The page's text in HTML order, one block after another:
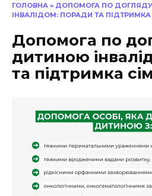
ГОЛОВНА » ДОПОМОГА ПО
ІНВАЛІДОМ: ПОРАДИ ТА ПІДТРИМКА
Допомога по
дитиною
та підтримка